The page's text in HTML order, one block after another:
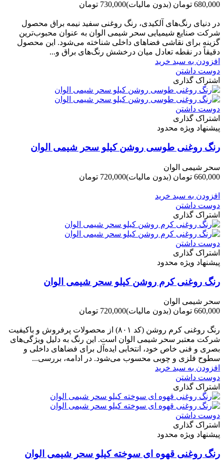
680,000 تومان
(بدون مالیات)730,000 تومان
در دنیای رنگ‌های آلکیدی، رنگ روغنی سفید نیمه براق محصول
شرکت صنایع شیمیایی سحر شیمی الوان به عنوان محبوب‌ترین
گزینه برای نقاشی فضاهای داخلی شناخته می‌شود. این محصول
دقیقاً در نقطه تعادل میان درخشش رنگ‌های براق و...
افزودن به سبد خرید
دوست داشتن
اشتراک گذاری
دوست داشتن
اشتراک گذاری
پیشنهاد ویژه محدود
رنگ روغنی طوسی روشن کیلو سحر شیمی الوان
سحر شیمی الوان
660,000 تومان
(بدون مالیات)720,000 تومان
افزودن به سبد خرید
دوست داشتن
اشتراک گذاری
دوست داشتن
اشتراک گذاری
پیشنهاد ویژه محدود
رنگ روغنی کرم روشن کیلو سحر شیمی الوان
سحر شیمی الوان
660,000 تومان
(بدون مالیات)720,000 تومان
رنگ روغنی کرم روشن (کد ۸۰۱) از محصولات پرفروش و باکیفیت
شرکت‌ معتبر سحر شیمی الوان است. این رنگ به دلیل ویژگی‌های
بصری و فنی خاص خود، انتخابی ایده‌آل برای فضاهای داخلی و
سطوح فلزی و چوبی محسوب می‌شود. در ادامه، بررسی...
افزودن به سبد خرید
دوست داشتن
اشتراک گذاری
دوست داشتن
اشتراک گذاری
پیشنهاد ویژه محدود
رنگ روغنی قهوه ای سوخته کیلو سحر شیمی الوان